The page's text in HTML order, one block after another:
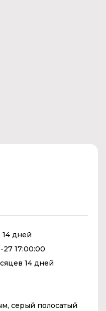
14 дней
27 17:00:00
14 дней
серый полосатый